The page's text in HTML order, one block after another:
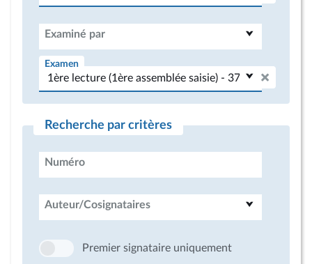
Examiné par
Examen
Recherche par critères
Numéro
Auteur/Cosignataires
Premier signataire uniquement